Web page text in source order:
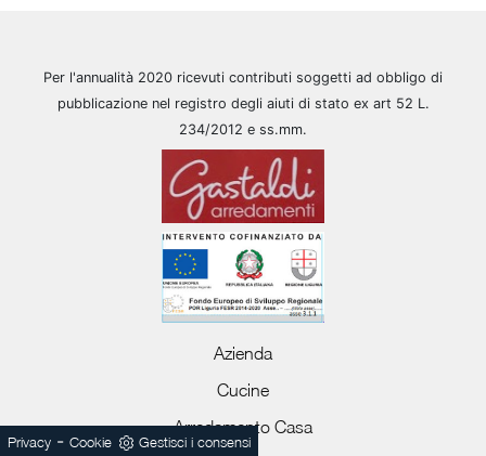
Per l'annualità 2020 ricevuti contributi soggetti ad obbligo di
pubblicazione nel registro degli aiuti di stato ex art 52 L.
234/2012 e ss.mm.
Azienda
Cucine
Arredamento Casa
Privacy - Cookie Gestisci i consensi